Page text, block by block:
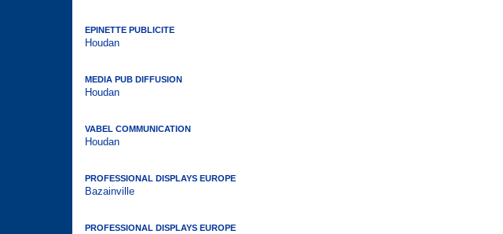
EPINETTE PUBLICITE
Houdan
MEDIA PUB DIFFUSION
Houdan
VABEL COMMUNICATION
Houdan
PROFESSIONAL DISPLAYS EUROPE
Bazainville
PROFESSIONAL DISPLAYS EUROPE